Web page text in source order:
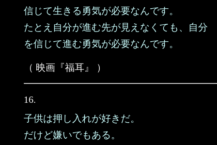
信じて生きる勇気が必要なんです。
たとえ自分が進む先が見えなくても、自分
を信じて進む勇気が必要なんです。
（ 映画『福耳』 ）
16.
子供は押し入れが好きだ。
だけど嫌いでもある。